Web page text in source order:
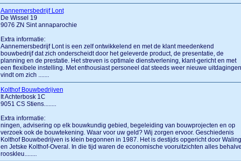
Aannemersbedrijf Lont
De Wissel 19
9076 ZN Sint annaparochie
Extra informatie:
Aannemersbedrijf Lont is een zelf ontwikkelend en met de klant meedenkend
bouwbedrijf dat zich onderscheidt door het geleverde product, de presentatie, de
planning en de prestatie. Het streven is optimale dienstverlening, klant-gericht en met
een flexibele instelling. Met enthousiast personeel dat steeds weer nieuwe uitdagingen
vindt om zich .......
Kolthof Bouwbedrijven
It Achterbosk 1C
9051 CS Stiens........
Extra informatie:
ningen, advisering op elk bouwkundig gebied, begeleiding van bouwprojecten en op
verzoek ook de bouwtekening. Waar voor uw geld? Wij zorgen ervoor. Geschiedenis
Kolthof Bouwbedrijven is klein begonnen in 1987. Het is destijds opgericht door Waling
en Jetske Kolthof-Overal. In die tijd waren de economische vooruitzichten alles
rooskleu........